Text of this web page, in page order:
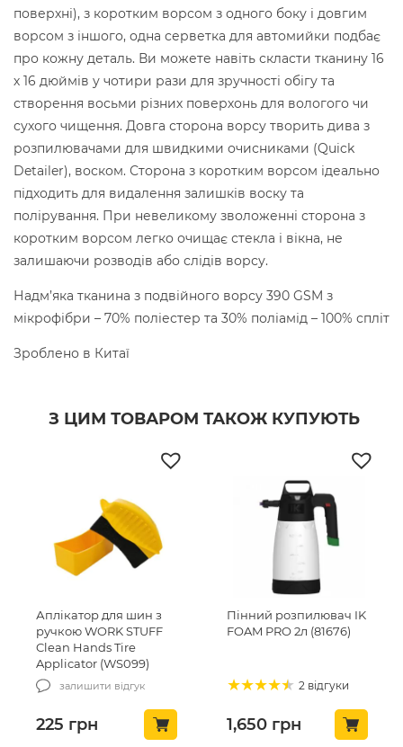
поверхні), з коротким ворсом з одного боку і довгим
ворсом з іншого, одна серветка для автомийки подбає
про кожну деталь. Ви можете навіть скласти тканину 16
х 16 дюймів у чотири рази для зручності обігу та
створення восьми різних поверхонь для вологого чи
сухого чищення. Довга сторона ворсу творить дива з
розпилювачами для швидкими очисниками (Quick
Detailer), воском. Сторона з коротким ворсом ідеально
підходить для видалення залишків воску та
полірування. При невеликому зволоженні сторона з
коротким ворсом легко очищає стекла і вікна, не
залишаючи розводів або слідів ворсу.
Надм’яка тканина з подвійного ворсу 390 GSM з
мікрофібри – 70% поліестер та 30% поліамід – 100% спліт
Зроблено в Китаї
З ЦИМ ТОВАРОМ ТАКОЖ КУПУЮТЬ
Аплікатор для шин з
ручкою WORK STUFF
Clean Hands Tire
Applicator (WS099)
залишити відгук
225 грн
Пінний розпилювач IK
FOAM PRO 2л (81676)
2 відгуки
1,650грн